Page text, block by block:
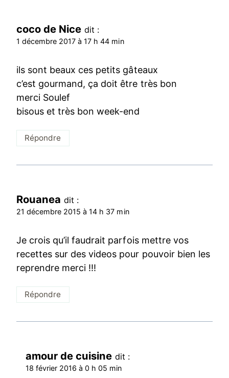
coco de Nice dit :
1 décembre 2017 à 17 h 44 min
ils sont beaux ces petits gâteaux
c’est gourmand, ça doit être très bon
merci Soulef
bisous et très bon week-end
Répondre
Rouanea dit :
21 décembre 2015 à 14 h 37 min
Je crois qu’il faudrait parfois mettre vos
recettes sur des videos pour pouvoir bien les
reprendre merci !!!
Répondre
amour de cuisine dit :
18 février 2016 à 0 h 05 min